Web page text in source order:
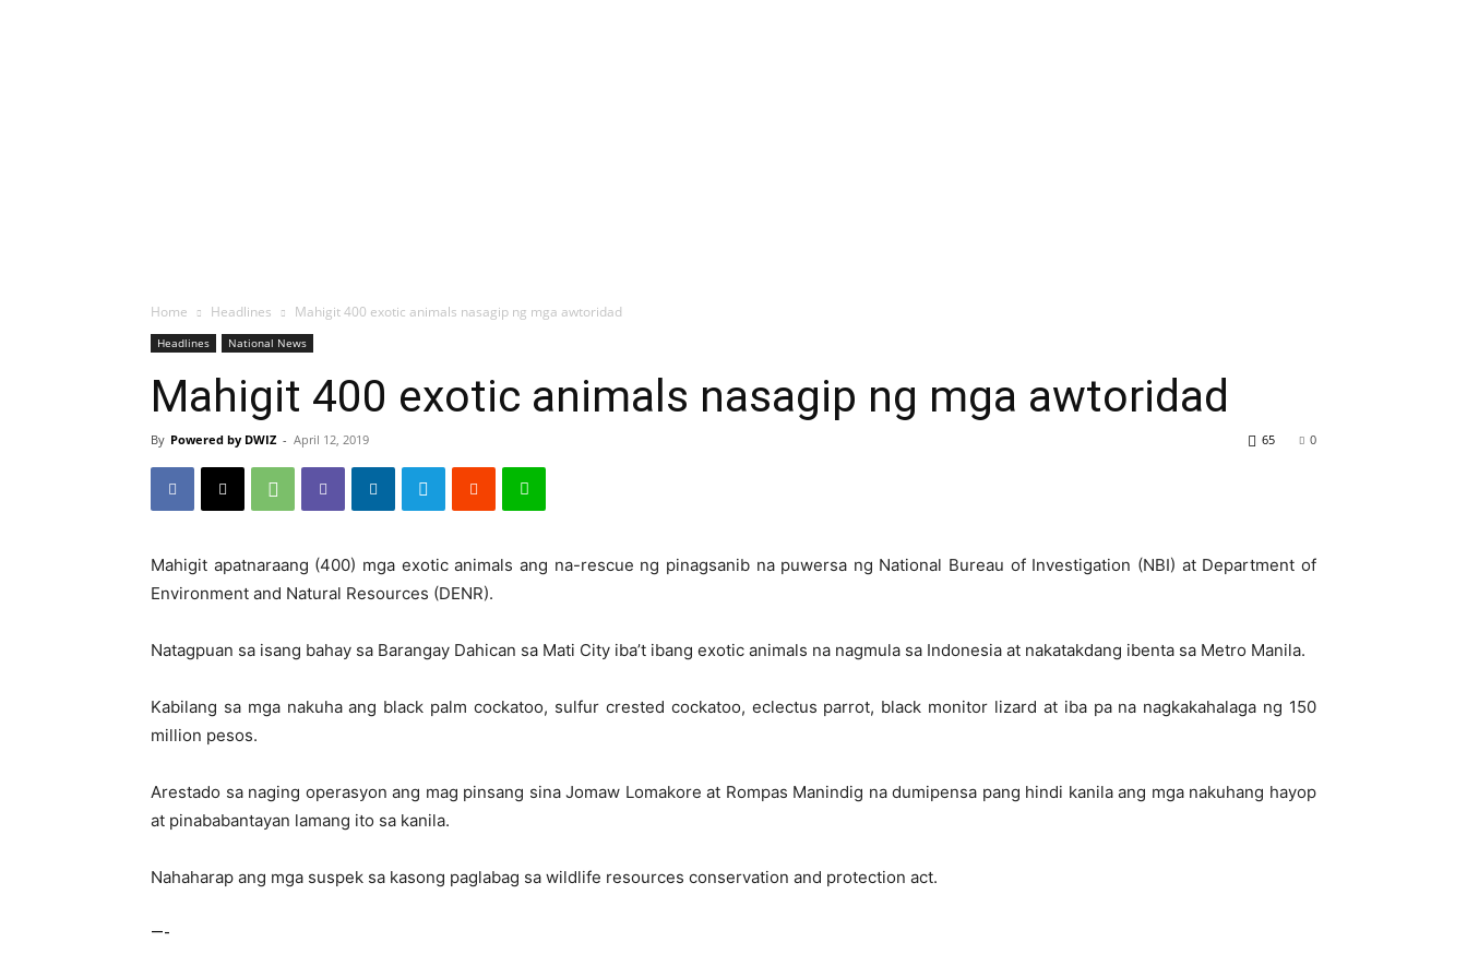
Home Headlines Mahigit 400 exotic animals nasagip ng mga awtoridad
Headlines National News
Mahigit 400 exotic animals nasagip ng mga awtoridad
By Powered by DWIZ - April 12, 2019 0
65
Mahigit apatnaraang (400) mga exotic animals ang na-rescue ng pinagsanib na puwersa ng National Bureau of Investigation (NBI) at Department of
Environment and Natural Resources (DENR).
Natagpuan sa isang bahay sa Barangay Dahican sa Mati City iba’t ibang exotic animals na nagmula sa Indonesia at nakatakdang ibenta sa Metro Manila.
Kabilang sa mga nakuha ang black palm cockatoo, sulfur crested cockatoo, eclectus parrot, black monitor lizard at iba pa na nagkakahalaga ng 150
million pesos.
Arestado sa naging operasyon ang mag pinsang sina Jomaw Lomakore at Rompas Manindig na dumipensa pang hindi kanila ang mga nakuhang hayop
at pinababantayan lamang ito sa kanila.
Nahaharap ang mga suspek sa kasong paglabag sa wildlife resources conservation and protection act.
—-